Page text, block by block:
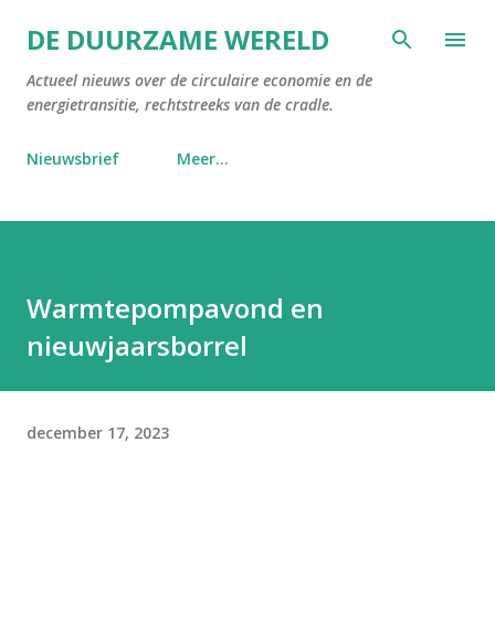
Doorgaan naar hoofdcontent
DE DUURZAME WERELD
Actueel nieuws over de circulaire economie en de
energietransitie, rechtstreeks van de cradle.
Nieuwsbrief Meer…
Warmtepompavond en
nieuwjaarsborrel
december 17, 2023